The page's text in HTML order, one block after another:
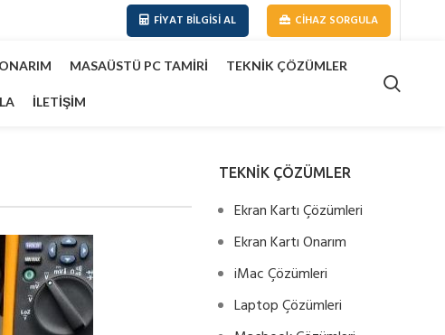
FIYAT BILGISI AL CIHAZ SORGULA
MASAÜSTÜ PC TAMIRI TEKNIK ÇÖZÜMLER
İLETIŞIM
TEKNİK ÇÖZÜMLER
Ekran Kartı Çözümleri
Ekran Kartı Onarım
iMac Çözümleri
Laptop Çözümleri